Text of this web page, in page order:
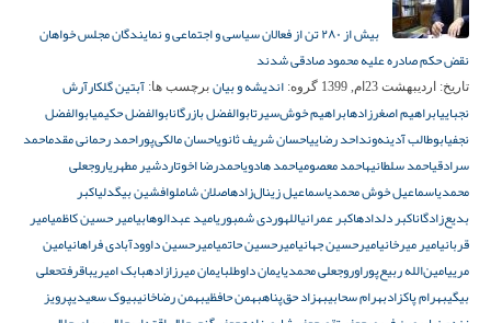
بیش از ۲۸۰ تن از فعالان سیاسی و اجتماعی و نمایندگان مجلس خواهان
نقض حکم صادره علیه محمود صادقی شدند
تاریخ: اردیبهشت 23ام, 1399 گروه: اندیشه و بیان برچسب ها: آبتین گلکارآرش
نجباییابراهیم اصغرزادهابراهیم خوش‌سیرتابوالفضل بازرگانابوالفضل حکیمیابوالفضل
نجفیابوطالب آدینه‌ونداحد رضاییاحسان شریف ثانویاحسان مالکی‌پوراحمد رحمانی مقدماحمد
سرادقیاحمد سلطانیهاحمد معصومیاحمد هادویاحمدرضا اخوتاردشیر مطهریاروجعلی
محمدیاسماعیل خوش محمدیاسماعیل زینال‌زادهاصلان شاملوافشین بیگدلیاکبر
بدیع‌زادگاناکبر دلدادهاکبر عمرانیاللهوردی شمبوریامید عبدالوهابیامیر حسین کاظمیامیر
قربانیامیر میرخانیامیرحسین جهانیامیرحسین حاتمیامیرحسین داوودآبادی فراهانیامین
مرییامین‌الله ربیع‌پوراوروجعلی محمدیایمان داوطلبایمان میرزازادهبابک امیریباقرفتحعلی
بیگیبهرام پاکزادبهرام سحابیبهزاد حق‌پناهبهمن حافظیبهمن رضاخانیبیوک سعیدیپرویز